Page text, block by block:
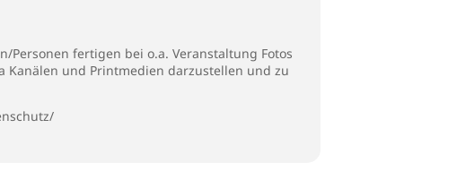
fertigen bei o.a. Veranstaltung Fotos
Kanälen und Printmedien darzustellen und zu